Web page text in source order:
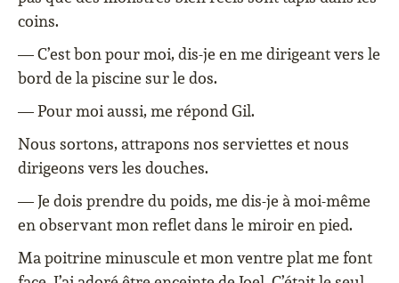
coins.
— C’est bon pour moi, dis-je en me dirigeant vers le
bord de la piscine sur le dos.
— Pour moi aussi, me répond Gil.
Nous sortons, attrapons nos serviettes et nous
dirigeons vers les douches.
— Je dois prendre du poids, me dis-je à moi-même
en observant mon reflet dans le miroir en pied.
Ma poitrine minuscule et mon ventre plat me font